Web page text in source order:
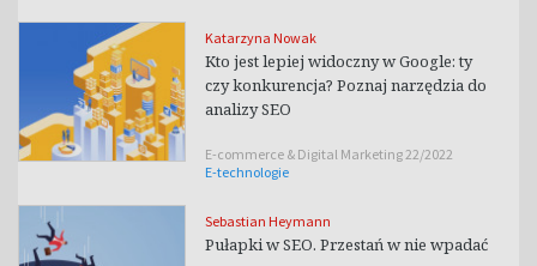
Katarzyna Nowak
Kto jest lepiej widoczny w Google: ty
czy konkurencja? Poznaj narzędzia do
analizy SEO
E-commerce & Digital Marketing 22/2022
E-technologie
Sebastian Heymann
Pułapki w SEO. Przestań w nie wpadać